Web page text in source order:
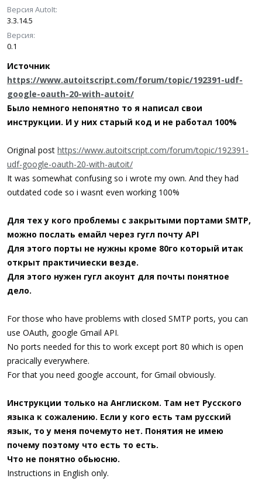
Версия AutoIt
3.3.14.5
Версия
0.1
Источник
https://www.autoitscript.com/forum/topic/192391-udf-
google-oauth-20-with-autoit/
Было немного непонятно то я написал свои
инструкции. И у них старый код и не работал 100%
Original post https://www.autoitscript.com/forum/topic/192391-
udf-google-oauth-20-with-autoit/
It was somewhat confusing so i wrote my own. And they had
outdated code so i wasnt even working 100%
Для тех у кого проблемы с закрытыми портами SMTP,
можно послать емайл через гугл почту API
Для этого порты не нужны кроме 80го который итак
открыт практичиески везде.
Для этого нужен гугл акоунт для почты понятное
дело.
For those who have problems with closed SMTP ports, you can
use OAuth, google Gmail API.
No ports needed for this to work except port 80 which is open
pracically everywhere.
For that you need google account, for Gmail obviously.
Инструкции только на Англиском. Там нет Русского
языка к сожалению. Если у кого есть там русский
язык, то у меня почемуто нет. Понятия не имею
почему поэтому что есть то есть.
Что не понятно обьюсню.
Instructions in English only.